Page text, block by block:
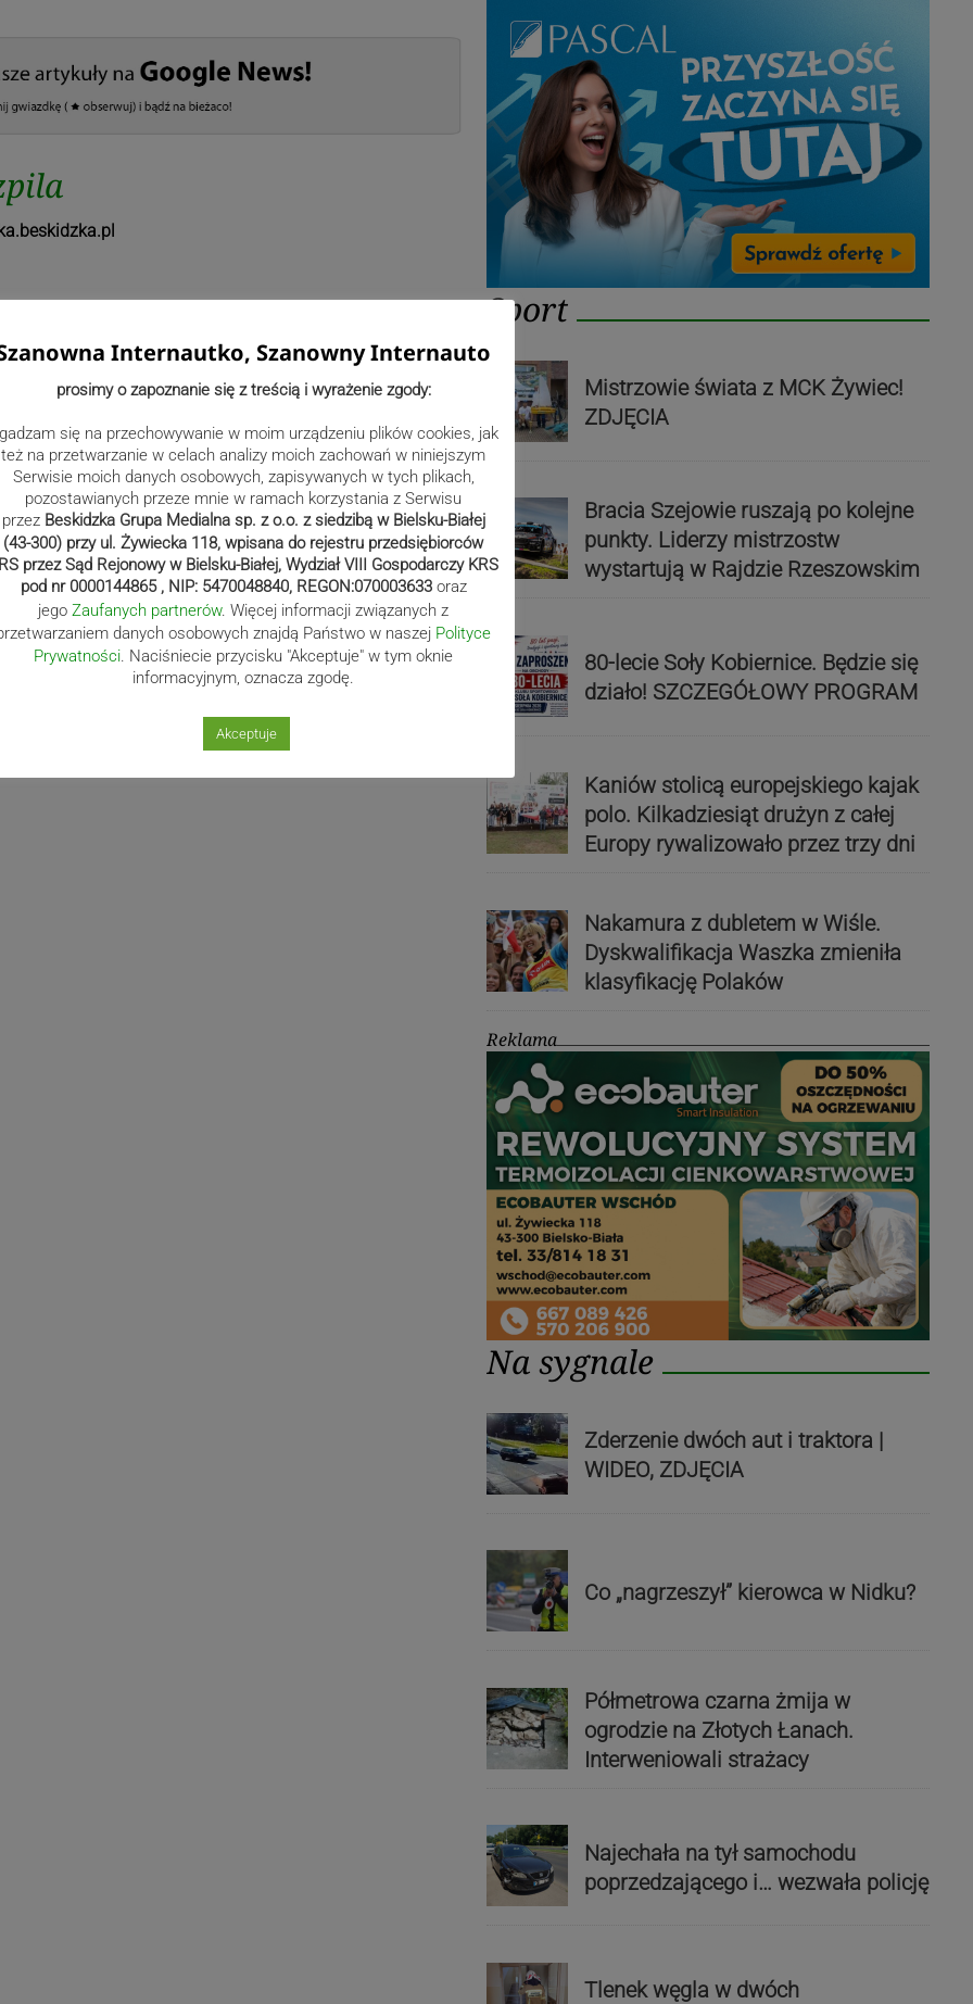
Następny post
Następny
post
Testują kolejny autobus
elektryczny w
Czechowicach-Dziedzicach
Sport
Mistrzowie świata z MCK Żywiec!
ZDJĘCIA
Bracia Szejowie ruszają po kolejne
punkty. Liderzy mistrzostw
wystartują w Rajdzie Rzeszowskim
80-lecie Soły Kobiernice. Będzie się
działo! SZCZEGÓŁOWY PROGRAM
Kaniów stolicą europejskiego kajak
polo. Kilkadziesiąt drużyn z całej
Europy rywalizowało przez trzy dni
Nakamura z dubletem w Wiśle.
Dyskwalifikacja Waszka zmieniła
klasyfikację Polaków
Reklama
Na sygnale
Zderzenie dwóch aut i traktora |
WIDEO, ZDJĘCIA
Co „nagrzeszył” kierowca w Nidku?
Półmetrowa czarna żmija w
ogrodzie na Złotych Łanach.
Interweniowali strażacy
Najechała na tył samochodu
poprzedzającego i… wezwała policję
Tlenek węgla w dwóch
Internautko, Szanowny Internauto
prosimy o zapoznanie się z treścią i wyrażenie zgody:
się na przechowywanie w moim urządzeniu plików cookies, jak
też na przetwarzanie w celach analizy moich zachowań w niniejszym
Serwisie moich danych osobowych, zapisywanych w tych plikach,
pozostawianych przeze mnie w ramach korzystania z Serwisu
przez Beskidzka Grupa Medialna sp. z o.o. z siedzibą w Bielsku-Białej
(43-300) przy ul. Żywiecka 118, wpisana do rejestru przedsiębiorców
przez Sąd Rejonowy w Bielsku-Białej, Wydział VIII Gospodarczy KRS
pod nr 0000144865 , NIP: 5470048840, REGON:070003633 oraz
jego Zaufanych partnerów. Więcej informacji związanych z
danych osobowych znajdą Państwo w naszej Polityce
Prywatności . Naciśniecie przycisku "Akceptuje" w tym oknie
informacyjnym, oznacza zgodę.
Akceptuje